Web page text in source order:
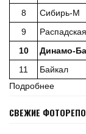
народов России
5 АВГ. 09:45
Елизавета
призёры
5 АВГ. 09:42
фестиваля
8
Сибирь-М
9
Распадская
10
Динамо-
11
Байкал
Подробнее
СВЕЖИЕ